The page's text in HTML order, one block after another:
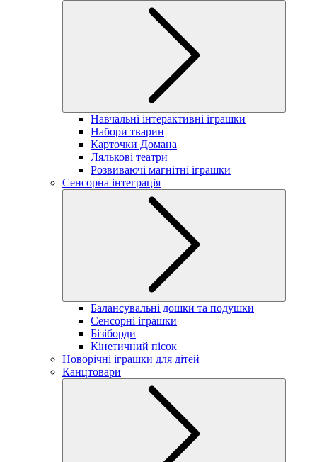
Навчальні інтерактивні іграшки
Набори тварин
Карточки Домана
Лялькові театри
Розвиваючі магнітні іграшки
Сенсорна інтеграція
Балансувальні дошки та подушки
Сенсорні іграшки
Бізіборди
Кінетичний пісок
Новорічні іграшки для дітей
Канцтовари